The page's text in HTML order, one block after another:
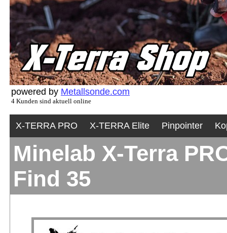
powered by Metallsonde.com
4 Kunden sind aktuell online
X-TERRA PRO X-TERRA Elite Pinpointer
Minelab X-Terra
Find 35